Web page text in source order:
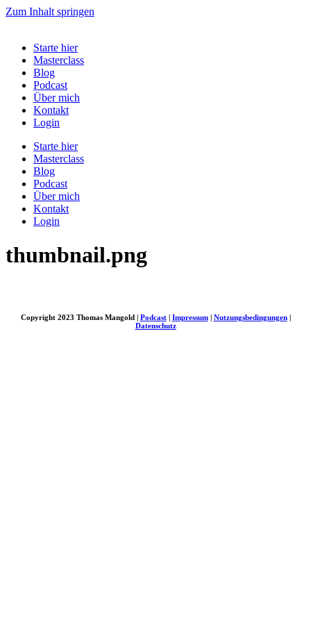
Zum Inhalt springen
Starte hier
Masterclass
Blog
Podcast
Über mich
Kontakt
Login
Starte hier
Masterclass
Blog
Podcast
Über mich
Kontakt
Login
thumbnail.png
Copyright 2023 Thomas Mangold | Podcast| Impressum| Nutzungsbedingungen|
Datenschutz